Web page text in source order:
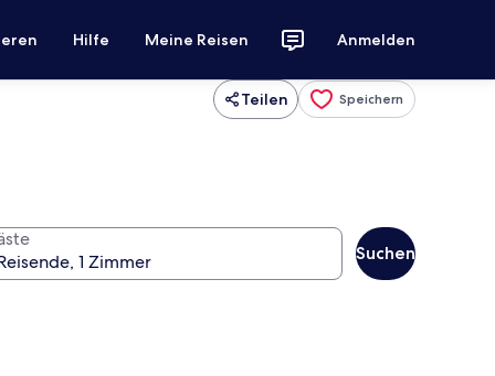
Hilfe Meine Reisen Anmelden
Teilen Speichern
Suchen